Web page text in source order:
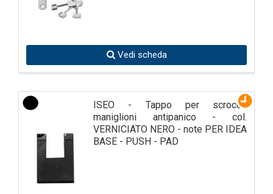
Vedi scheda
ISEO - Tappo per scrocco
maniglioni antipanico - col.
VERNICIATO NERO - note PER IDEA
BASE - PUSH - PAD